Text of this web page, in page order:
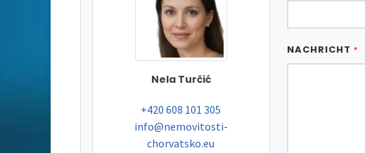
Nela Turčić
tel:
+420 608 101 305
e-mail:
info@nemovitosti-
chorvatsko.eu
NACHRICHT *